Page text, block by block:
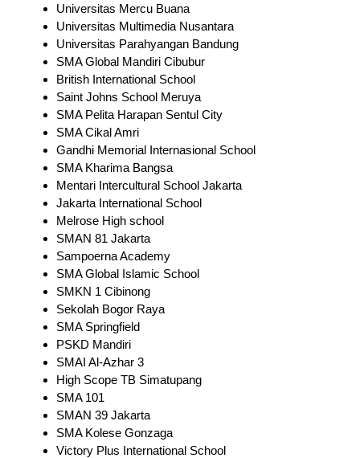
Universitas Mercu Buana
Universitas Multimedia Nusantara
Universitas Parahyangan Bandung
SMA Global Mandiri Cibubur
British International School
Saint Johns School Meruya
SMA Pelita Harapan Sentul City
SMA Cikal Amri
Gandhi Memorial Internasional School
SMA Kharima Bangsa
Mentari Intercultural School Jakarta
Jakarta International School
Melrose High school
SMAN 81 Jakarta
Sampoerna Academy
SMA Global Islamic School
SMKN 1 Cibinong
Sekolah Bogor Raya
SMA Springfield
PSKD Mandiri
SMAI Al-Azhar 3
High Scope TB Simatupang
SMA 101
SMAN 39 Jakarta
SMA Kolese Gonzaga
Victory Plus International School